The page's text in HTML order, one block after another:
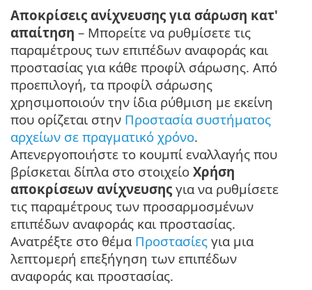
Αποκρίσεις ανίχνευσης για σάρωση κατ'
απαίτηση – Μπορείτε να ρυθμίσετε τις
παραμέτρους των επιπέδων αναφοράς και
προστασίας για κάθε προφίλ σάρωσης. Από
προεπιλογή, τα προφίλ σάρωσης
χρησιμοποιούν την ίδια ρύθμιση με εκείνη
που ορίζεται στην Προστασία συστήματος
αρχείων σε πραγματικό χρόνο.
Απενεργοποιήστε το κουμπί εναλλαγής που
βρίσκεται δίπλα στο στοιχείο Χρήση
αποκρίσεων ανίχνευσης για να ρυθμίσετε
τις παραμέτρους των προσαρμοσμένων
επιπέδων αναφοράς και προστασίας.
Ανατρέξτε στο θέμα Προστασίες για μια
λεπτομερή επεξήγηση των επιπέδων
αναφοράς και προστασίας.